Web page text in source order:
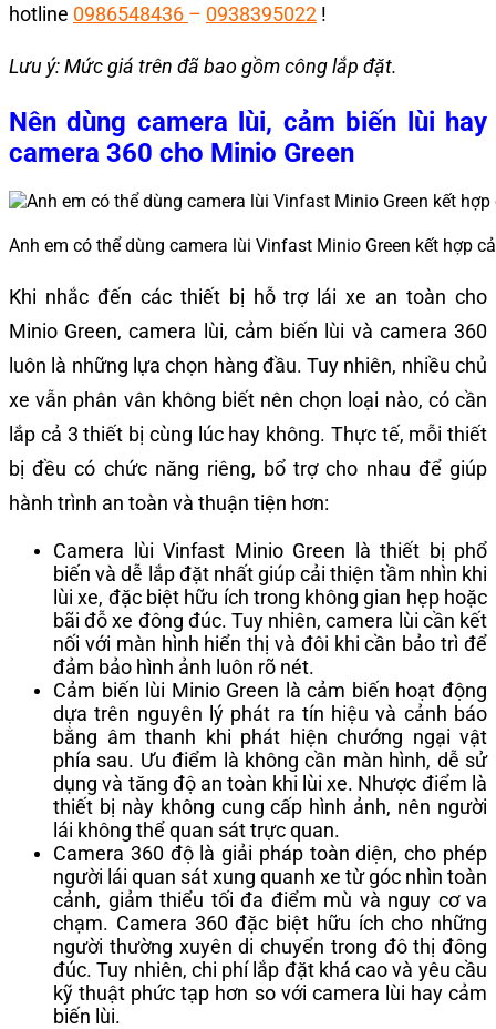
hotline 0986548436 – 0938395022 !
Lưu ý: Mức giá trên đã bao gồm công lắp đặt.
Nên dùng camera lùi, cảm biến lùi hay
camera 360 cho Minio Green
Anh em có thể dùng camera lùi Vinfast Minio Green kết hợp
Khi nhắc đến các thiết bị hỗ trợ lái xe an toàn cho
Minio Green, camera lùi, cảm biến lùi và camera 360
luôn là những lựa chọn hàng đầu. Tuy nhiên, nhiều chủ
xe vẫn phân vân không biết nên chọn loại nào, có cần
lắp cả 3 thiết bị cùng lúc hay không. Thực tế, mỗi thiết
bị đều có chức năng riêng, bổ trợ cho nhau để giúp
hành trình an toàn và thuận tiện hơn:
Camera lùi Vinfast Minio Green là thiết bị phổ
biến và dễ lắp đặt nhất giúp cải thiện tầm nhìn khi
lùi xe, đặc biệt hữu ích trong không gian hẹp hoặc
bãi đỗ xe đông đúc. Tuy nhiên, camera lùi cần kết
nối với màn hình hiển thị và đôi khi cần bảo trì để
đảm bảo hình ảnh luôn rõ nét.
Cảm biến lùi Minio Green là cảm biến hoạt động
dựa trên nguyên lý phát ra tín hiệu và cảnh báo
bằng âm thanh khi phát hiện chướng ngại vật
phía sau. Ưu điểm là không cần màn hình, dễ sử
dụng và tăng độ an toàn khi lùi xe. Nhược điểm là
thiết bị này không cung cấp hình ảnh, nên người
lái không thể quan sát trực quan.
Camera 360 độ là giải pháp toàn diện, cho phép
người lái quan sát xung quanh xe từ góc nhìn toàn
cảnh, giảm thiểu tối đa điểm mù và nguy cơ va
chạm. Camera 360 đặc biệt hữu ích cho những
người thường xuyên di chuyển trong đô thị đông
đúc. Tuy nhiên, chi phí lắp đặt khá cao và yêu cầu
kỹ thuật phức tạp hơn so với camera lùi hay cảm
biến lùi.